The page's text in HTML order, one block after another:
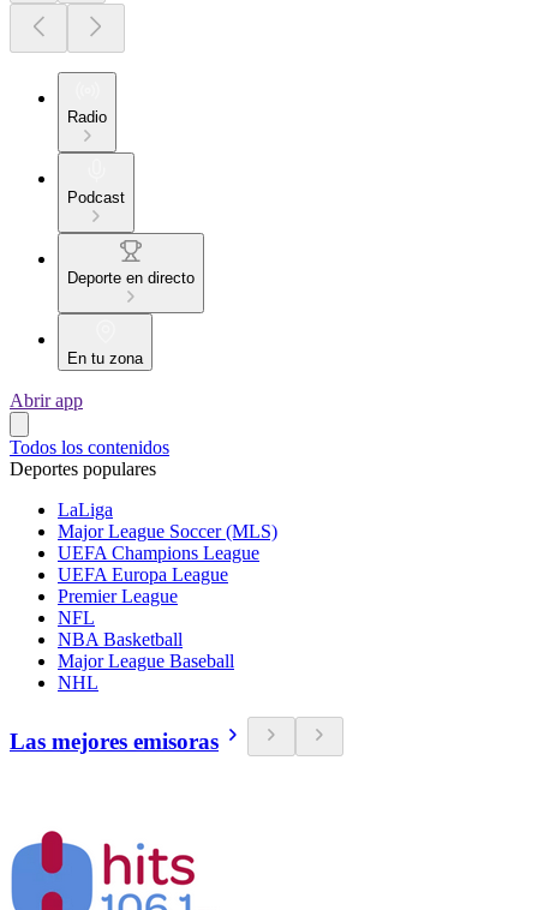
Radio
Podcast
Deporte en directo
En tu zona
Abrir app
Todos los contenidos
Deportes populares
LaLiga
Major League Soccer (MLS)
UEFA Champions League
UEFA Europa League
Premier League
NFL
NBA Basketball
Major League Baseball
NHL
Las mejores emisoras